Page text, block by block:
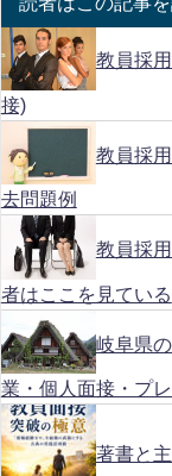
教員採
接)
教員採
去問題例
教員採
者はここを見ている
岐阜県
業・個人面接・プ
著書と